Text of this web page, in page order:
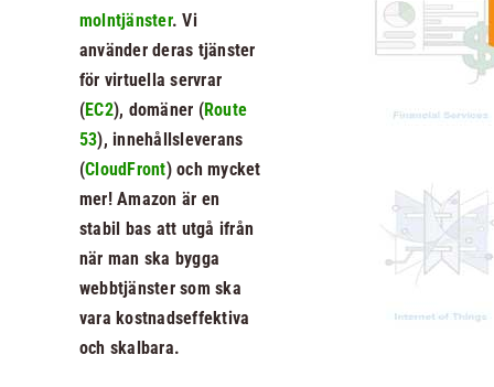
molntjänster. Vi
använder deras tjänster
för virtuella servrar
(EC2), domäner (Route
53), innehållsleverans
(CloudFront) och mycket
mer! Amazon är en
stabil bas att utgå ifrån
när man ska bygga
webbtjänster som ska
vara kostnadseffektiva
och skalbara.